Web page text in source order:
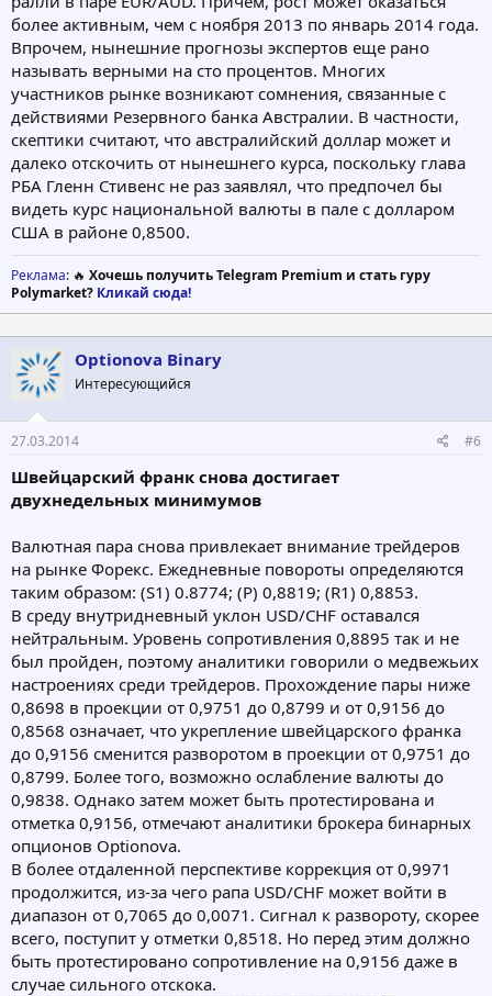
более активным, чем с ноября 2013 по январь 2014 года.
Впрочем, нынешние прогнозы экспертов еще рано
называть верными на сто процентов. Многих
участников рынке возникают сомнения, связанные с
действиями Резервного банка Австралии. В частности,
скептики считают, что австралийский доллар может и
далеко отскочить от нынешнего курса, поскольку глава
РБА Гленн Стивенс не раз заявлял, что предпочел бы
видеть курс национальной валюты в пале с долларом
США в районе 0,8500.
Реклама: 🔥 Хочешь получить Telegram Premium и стать гуру
Polymarket? Кликай сюда!
Optionova Binary
Интересующийся
27.03.2014 #6
Швейцарский франк снова достигает
двухнедельных минимумов
Валютная пара снова привлекает внимание трейдеров
на рынке Форекс. Ежедневные повороты определяются
таким образом: (S1) 0.8774; (Р) 0,8819; (R1) 0,8853.
В среду внутридневный уклон USD/CHF оставался
нейтральным. Уровень сопротивления 0,8895 так и не
был пройден, поэтому аналитики говорили о медвежьих
настроениях среди трейдеров. Прохождение пары ниже
0,8698 в проекции от 0,9751 до 0,8799 и от 0,9156 до
0,8568 означает, что укрепление швейцарского франка
до 0,9156 сменится разворотом в проекции от 0,9751 до
0,8799. Более того, возможно ослабление валюты до
0,9838. Однако затем может быть протестирована и
отметка 0,9156, отмечают аналитики брокера бинарных
опционов Optionova.
В более отдаленной перспективе коррекция от 0,9971
продолжится, из-за чего рапа USD/CHF может войти в
диапазон от 0,7065 до 0,0071. Сигнал к развороту, скорее
всего, поступит у отметки 0,8518. Но перед этим должно
быть протестировано сопротивление на 0,9156 даже в
случае сильного отскока.